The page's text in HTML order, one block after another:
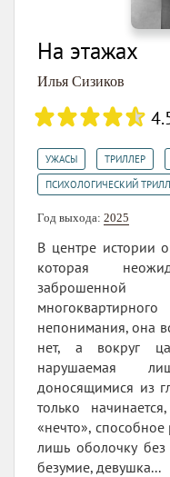
На этажах
Илья Сизиков
УЖАСЫ ТРИЛЛЕР
ПСИХОЛОГИЧЕСКИЙ
Год выхода: 2025
В центре истории
которая
заброшенной
непонимания, она
нет, а вокруг
нарушаемая
доносящимися из
только
«нечто», способное
лишь оболочку
безумие, девушка...